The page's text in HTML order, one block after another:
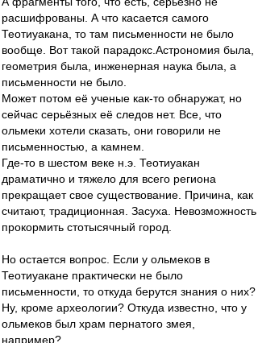
расшифрованы. А что касается самого
Теотиуакана, то там письменности не было
вообще. Вот такой парадокс.Астрономия была,
геометрия была, инженерная наука была, а
письменности не было.
Может потом её ученые как-то обнаружат, но
сейчас серьёзных её следов нет. Все, что
ольмеки хотели сказать, они говорили не
письменностью, а камнем.
Где-то в шестом веке н.э. Теотиуакан
драматично и тяжело для всего региона
прекращает свое существование. Причина, как
считают, традиционная. Засуха. Невозможность
прокормить стотысячный город.
Но остается вопрос. Если у ольмеков в
Теотиуакане практически не было
письменности, то откуда берутся знания о них?
Ну, кроме археологии? Откуда известно, что у
ольмеков был храм пернатого змея,
например?